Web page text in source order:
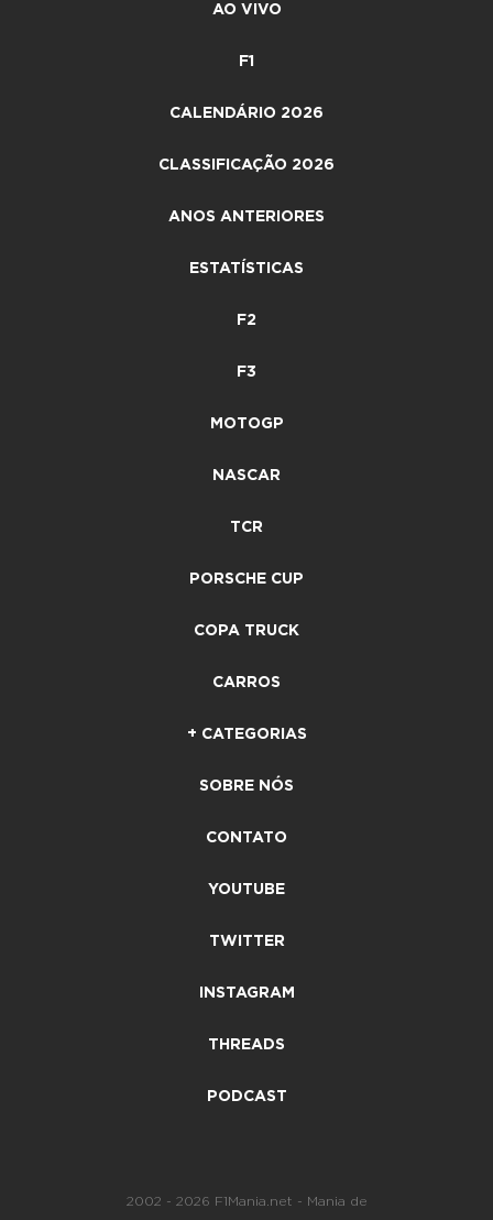
AO VIVO
F1
CALENDÁRIO 2026
CLASSIFICAÇÃO 2026
ANOS ANTERIORES
ESTATÍSTICAS
F2
F3
MOTOGP
NASCAR
TCR
PORSCHE CUP
COPA TRUCK
CARROS
+ CATEGORIAS
SOBRE NÓS
CONTATO
YOUTUBE
TWITTER
INSTAGRAM
THREADS
PODCAST
2002 - 2026 F1Mania.net - Mania de